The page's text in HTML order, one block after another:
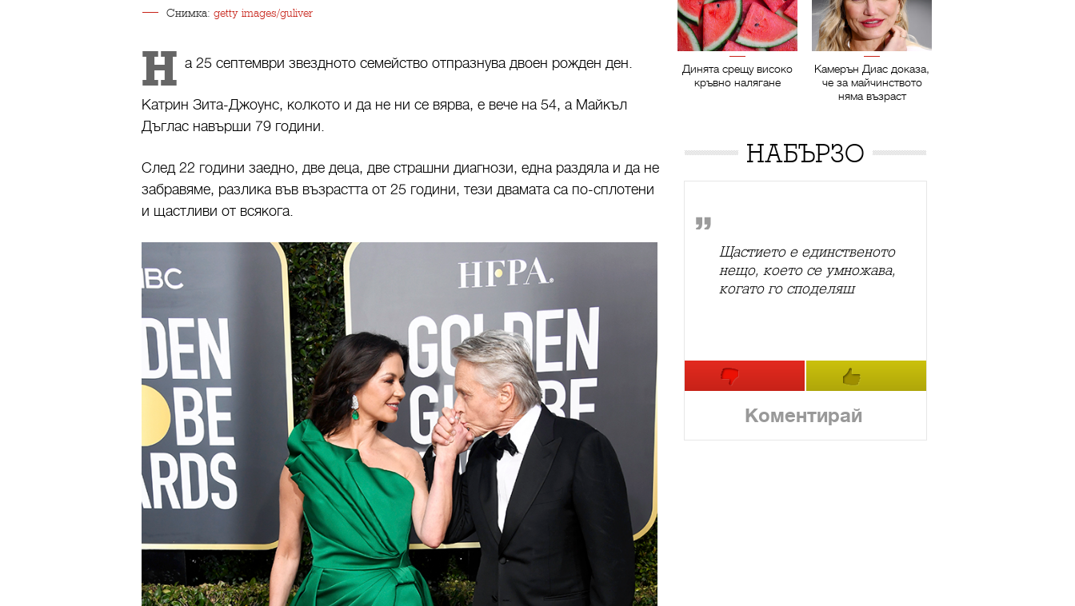
Снимка: getty images/guliver
Н а 25 септември звездното семейство отпразнува двоен рожден ден.
Катрин Зита-Джоунс, колкото и да не ни се вярва, е вече на 54, а Майкъл
Дъглас навърши 79 години.
След 22 години заедно, две деца, две страшни диагнози, една раздяла и да не
забравяме, разлика във възрастта от 25 години, тези двамата са по-сплотени
и щастливи от всякога.
Динята срещу високо
кръвно налягане
Камерън Диас доказа,
че за майчинството
няма възраст
НАБЪРЗО
Щастието е единственото
нещо, което се умножава,
когато го споделяш
Коментирай